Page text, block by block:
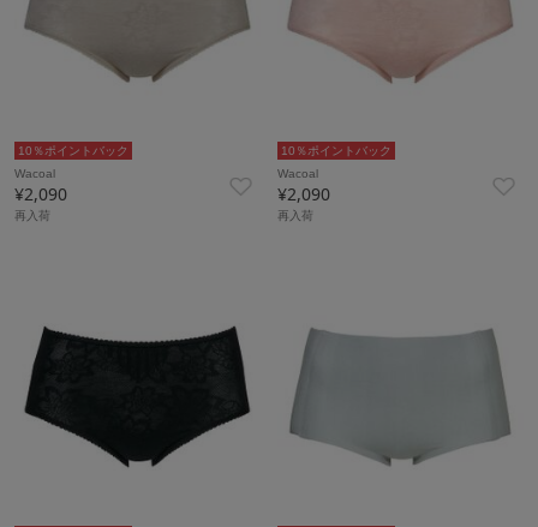
10％ポイントバック
Wacoal
¥2,090
再入荷
10％ポイントバック
Wacoal
¥2,090
再入荷